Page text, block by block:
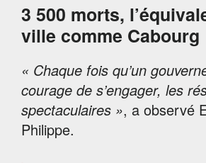
3 500 morts,
ville comme Cabourg
« Chaque fois qu’un
courage de s’engager, les
spectaculaires », a observé
Philippe.